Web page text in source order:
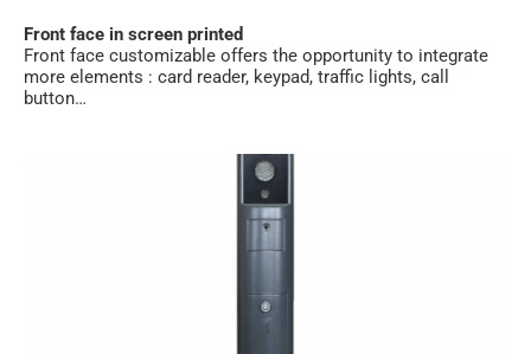
Front face in screen printed
Front face customizable offers the opportunity to integrate
more elements : card reader, keypad, traffic lights, call
button…